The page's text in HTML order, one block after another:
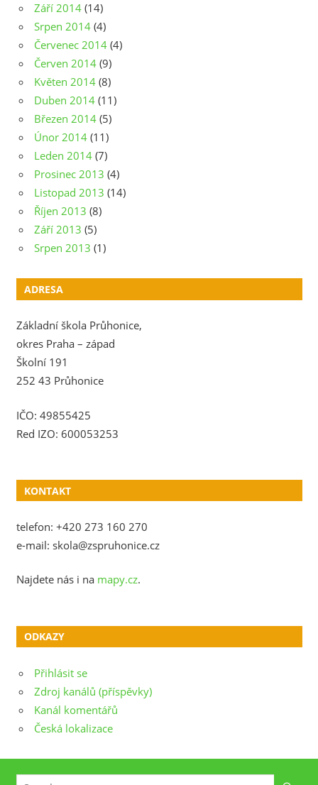
Září 2014 (14)
Srpen 2014 (4)
Červenec 2014 (4)
Červen 2014 (9)
Květen 2014 (8)
Duben 2014 (11)
Březen 2014 (5)
Únor 2014 (11)
Leden 2014 (7)
Prosinec 2013 (4)
Listopad 2013 (14)
Říjen 2013 (8)
Září 2013 (5)
Srpen 2013 (1)
ADRESA
Základní škola Průhonice,
okres Praha – západ
Školní 191
252 43 Průhonice
IČO: 49855425
Red IZO: 600053253
KONTAKT
telefon: +420 273 160 270
e-mail: skola@zspruhonice.cz
Najdete nás i na mapy.cz.
ODKAZY
Přihlásit se
Zdroj kanálů (příspěvky)
Kanál komentářů
Česká lokalizace